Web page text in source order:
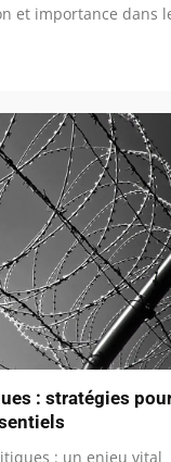
et importance dans
: stratégies
: un enjeu vital